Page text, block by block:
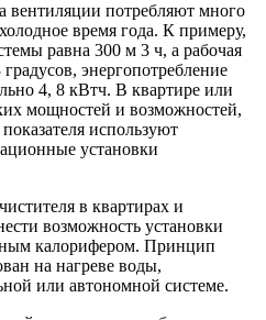
вентиляции потребляют много
время года. К примеру,
равна 300 м 3 ч, а рабочая
энергопотребление
4, 8 кВтч. В квартире или
мощностей и возможностей,
используют
установки
в квартирах и
возможность установки
калорифером. Принцип
на нагреве воды,
или автономной системе.